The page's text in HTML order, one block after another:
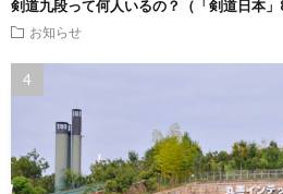
剣道九段って何人いるの？（「剣道日本」
お知らせ